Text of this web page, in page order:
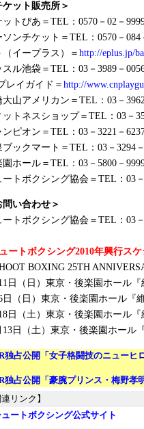
ケット販売所＞
ットぴあ ＝TEL： 0570－02－
ソンチケット ＝TEL： 0570－
（イープラス）＝http://eplus.jp/
スル池袋＝TEL： 03－3989－
レイガイド＝ http://
大山アメリカン ＝TEL： 03－
ットネスショップ＝TEL： 03－
ンピオン ＝TEL： 03－3221－
ブックマート ＝TEL： 03－3294
園ホール ＝TEL： 03－5800－
ートボクシング協会＝TEL：03
問い合わせ＞
ートボクシング協会＝TEL：03
ートボクシング2010年興行ス
BOXING 25TH
日（日）東京・後楽園ホー
日（日）東京・後楽園ホール
日（土）東京・後楽園ホール
13日（土）東京・後楽園ホー
独占公開「女子格闘技のニューヒ
独占公開「豪腕プリンス・梅野孝
連リンク】
ートボクシング公式サイト